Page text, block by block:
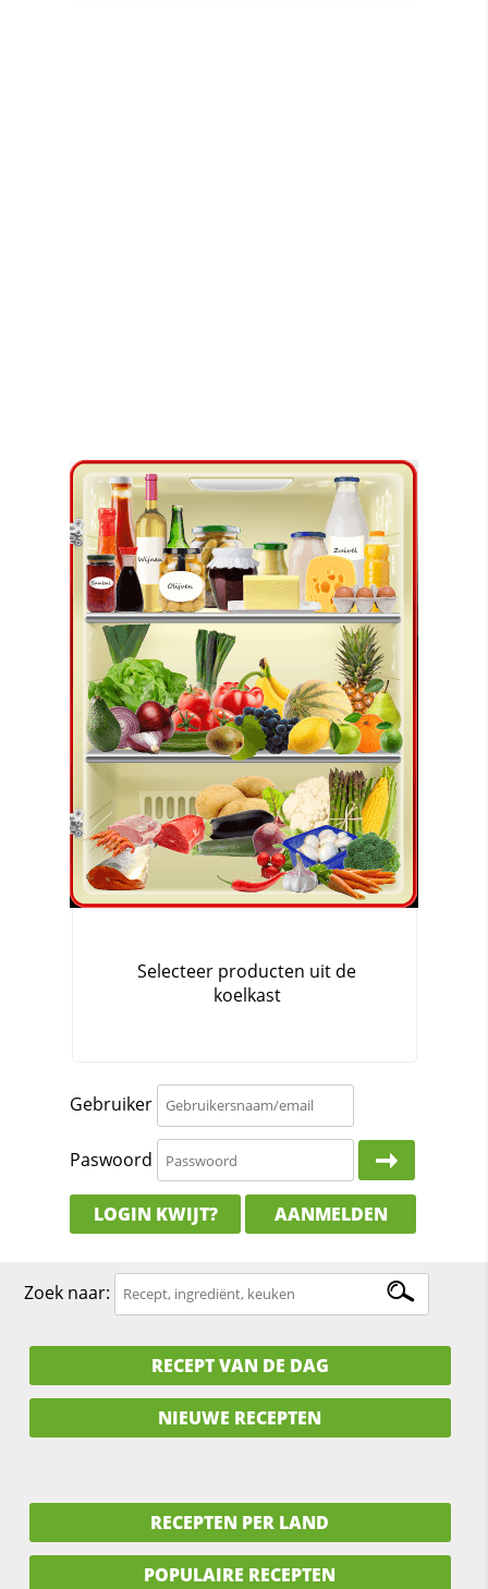
Gebruiker
Paswoord
LOGIN KWIJT? AANMELDEN
Zoek naar:
RECEPT VAN DE DAG
NIEUWE RECEPTEN
RECEPTEN PER LAND
POPULAIRE RECEPTEN